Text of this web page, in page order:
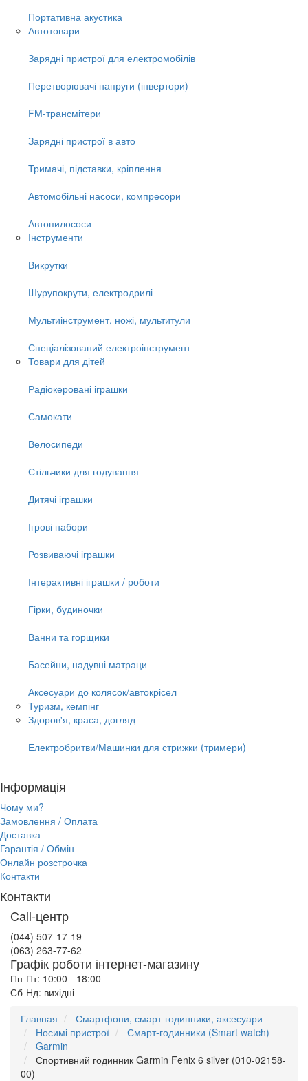
Портативна акустика
Автотовари
Зарядні пристрої для електромобілів
Перетворювачі напруги (інвертори)
FM-трансмітери
Зарядні пристрої в авто
Тримачі, підставки, кріплення
Автомобільні насоси, компресори
Автопилососи
Інструменти
Викрутки
Шурупокрути, електродрилі
Мультиінструмент, ножі, мультитули
Спеціалізований електроінструмент
Товари для дітей
Радіокеровані іграшки
Самокати
Велосипеди
Стільчики для годування
Дитячі іграшки
Ігрові набори
Розвиваючі іграшки
Інтерактивні іграшки / роботи
Гірки, будиночки
Ванни та горщики
Басейни, надувні матраци
Аксесуари до колясок/автокрісел
Туризм, кемпінг
Здоров'я, краса, догляд
Електробритви/Машинки для стрижки (тримери)
Інформація
Чому ми?
Замовлення / Оплата
Доставка
Гарантія / Обмін
Онлайн розстрочка
Контакти
Контакти
Call-центр
(044) 507-17-19
(063) 263-77-62
Графік роботи інтернет-магазину
Пн-Пт: 10:00 - 18:00
Сб-Нд: вихідні
Главная
Смартфони, смарт-годинники, аксесуари
Носимі пристрої
Смарт-годинники (Smart watch)
Garmin
Спортивний годинник Garmin Fenix 6 silver (010-02158-
00)